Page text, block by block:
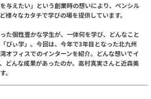
与えたい」という創業時の想いにより、ペンシル
様々なカタチで学びの場を提供しています。
た個性豊かな学生が、一体何を学び、どんなこと
ぴぃ学」。今回は、今年で3年目となった北九州
オフィスでのインターンを紹介。どんな想いでイ
どんな成果があったのか。高村真実さんと近森美
。